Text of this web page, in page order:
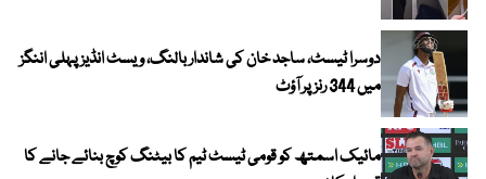
دوسرا ٹیسٹ، ساجد خان کی شاندار بالنگ، ویسٹ انڈیز پہلی اننگز
میں 344 رنز پر آؤٹ
مائیک اسمتھ کو قومی ٹیسٹ ٹیم کا بیٹنگ کوچ بنائے جانے کا